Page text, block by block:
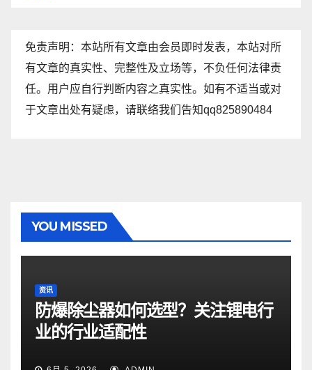
免责声明：本站所有文章由会员即时发表，本站对所
有文章的真实性、完整性及立场等，不负任何法律责
任。用户应自行判断内容之真实性。如有不适当或对
于文章出处有疑虑，请联络我们告知qq825890484
YOU MISSED
资讯
防爆除尘器如何选型？关注锂电行
业的行业适配性